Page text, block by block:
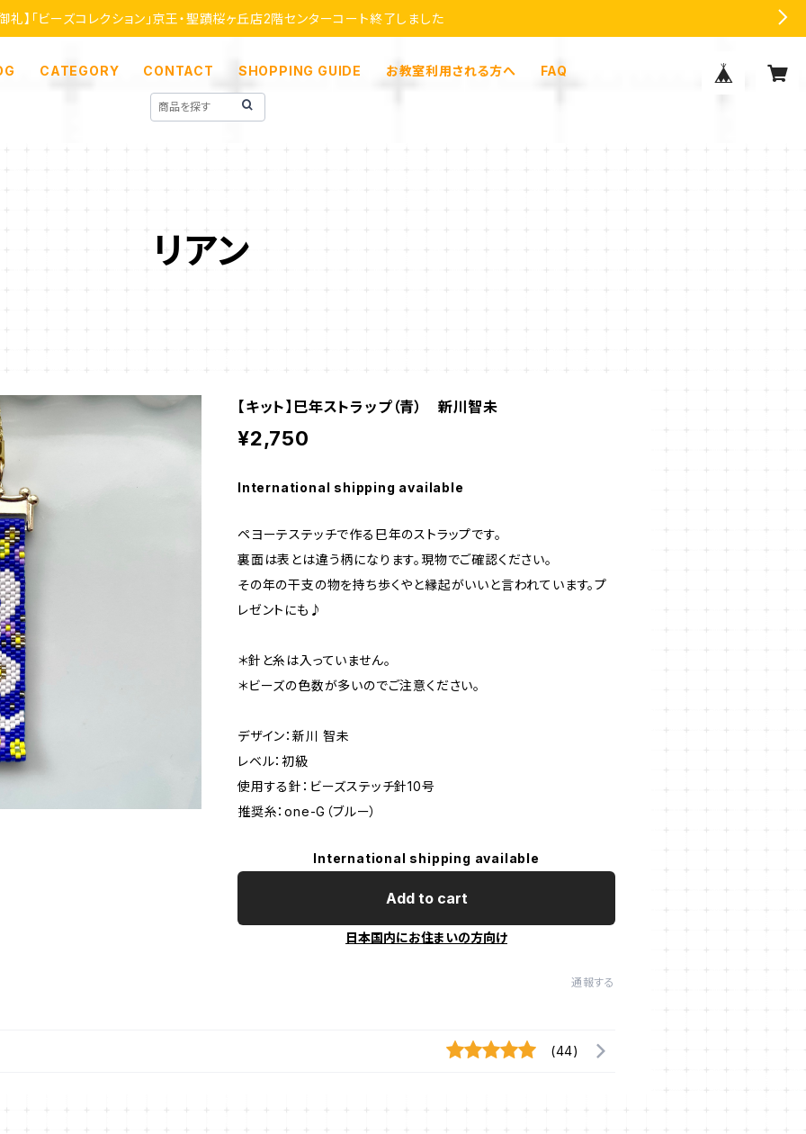
礼】「ビーズコレクション」京王・聖蹟桜ヶ丘店2階センターコート終了しました
CATEGORY CONTACT SHOPPING GUIDE お教室利用される方へ FAQ
リアン
【キット】巳年ストラップ（青） 新川智未
¥2,750
International shipping available
ペヨーテステッチで作る巳年のストラップです。
裏面は表とは違う柄になります。現物でご確認ください。
その年の干支の物を持ち歩くやと縁起がいいと言われています。プ
レゼントにも♪
＊針と糸は入っていません。
＊ビーズの色数が多いのでご注意ください。
デザイン：新川 智未
レベル：初級
使用する針：ビーズステッチ針10号
推奨糸：one-G（ブルー）
International shipping available
Add to cart
日本国内にお住まいの方向け
通報する
(44)